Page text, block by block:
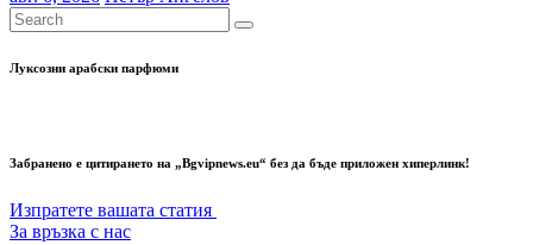
Луксозни арабски парфюми
Забранено е цитирането на „Bgvipnews.eu“ без да бъде приложен хиперлинк!
Изпратете вашата статия
За връзка с нас